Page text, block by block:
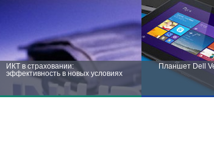
ИКТ в страховании:
эффективность в новых условиях
Планшет Dell